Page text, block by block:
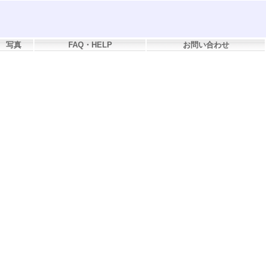
写真 FAQ・HELP お問い合わせ